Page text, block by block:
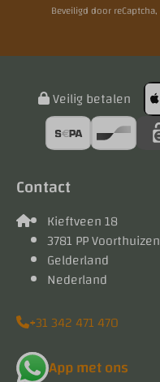
Beveiligd door reCaptcha,
Veilig betalen
Contact
Kieftveen 18
3781 PP Voorthuizen
Gelderland
Nederland
+31 342 471 470
App met ons